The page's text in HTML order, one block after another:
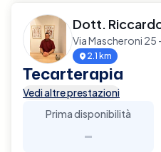
Dott.
Via Mascheroni 25
2.1 km
Tecarterapia
Vedi altre prestazioni
Prima disponibilità
-